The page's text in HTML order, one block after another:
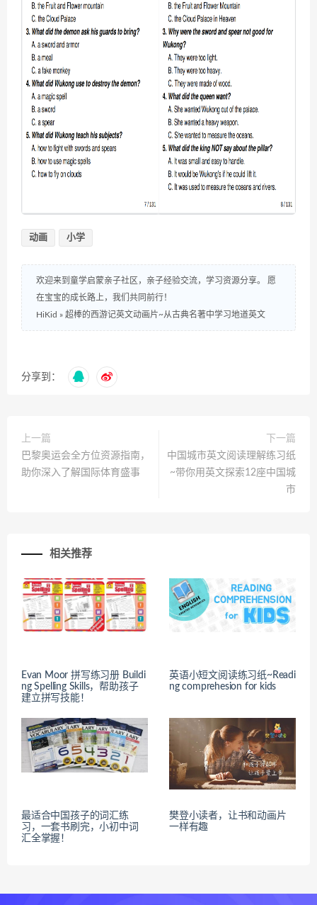
动画 小学
欢迎来到童学启蒙亲子社区，亲子经验交流，学习资源分享。 愿
在宝宝的成长路上，我们共同前行！
HiKid » 超棒的西游记英文动画片~从古典名著中学习地道英文
分享到：
上一篇
巴黎奥运会全方位资源指南，
助你深入了解国际体育盛事
下一篇
中国城市英文阅读理解练习纸
~带你用英文探索12座中国城
市
相关推荐
Evan Moor 拼写练习册 Buildi
ng Spelling Skills，帮助孩子
建立拼写技能！
英语小短文阅读练习纸~Readi
ng comprehesion for kids
最适合中国孩子的词汇练
习，一套书刷完，小初中词
汇全掌握！
樊登小读者，让书和动画片
一样有趣